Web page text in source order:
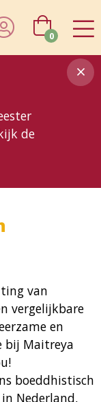
de
0
van
vergelijkbare
en
bij Maitreya
boeddhistisch
Nederland,